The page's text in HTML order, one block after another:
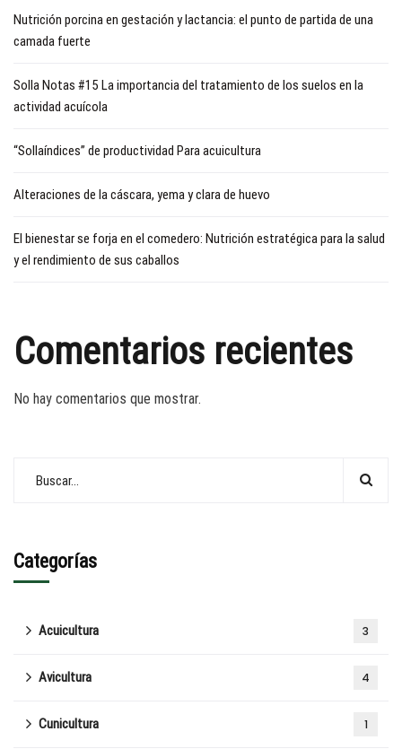
Nutrición porcina en gestación y lactancia: el punto de partida de una
camada fuerte
Solla Notas #15 La importancia del tratamiento de los suelos en la
actividad acuícola
“Sollaíndices” de productividad Para acuicultura
Alteraciones de la cáscara, yema y clara de huevo
El bienestar se forja en el comedero: Nutrición estratégica para la salud
y el rendimiento de sus caballos
Comentarios recientes
No hay comentarios que mostrar.
Categorías
Acuicultura 3
Avicultura 4
Cunicultura 1